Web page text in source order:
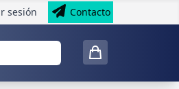
sesión Contacto